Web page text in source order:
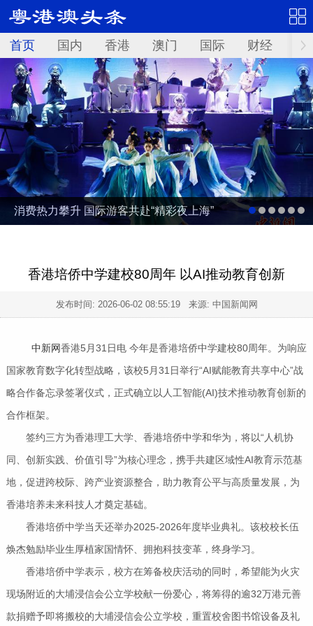
首页 国内 香港 澳门 国际 财经 资
消费热力攀升 国际游客共赴“精彩夜上海”
香港培侨中学建校80周年 以AI推动教育创新
发布时间: 2026-06-02 08:55:19来源: 中国新闻网
中新网香港5月31日电 今年是香港培侨中学建校80周年。为响应
国家教育数字化转型战略，该校5月31日举行“AI赋能教育共享中心”战
略合作备忘录签署仪式，正式确立以人工智能(AI)技术推动教育创新的
合作框架。
签约三方为香港理工大学、香港培侨中学和华为，将以“人机协
同、创新实践、价值引导”为核心理念，携手共建区域性AI教育示范基
地，促进跨校际、跨产业资源整合，助力教育公平与高质量发展，为
香港培养未来科技人才奠定基础。
香港培侨中学当天还举办2025-2026年度毕业典礼。该校校长伍
焕杰勉励毕业生厚植家国情怀、拥抱科技变革，终身学习。
香港培侨中学表示，校方在筹备校庆活动的同时，希望能为火灾
现场附近的大埔浸信会公立学校献一份爱心，将筹得的逾32万港元善
款捐赠予即将搬校的大埔浸信会公立学校，重置校舍图书馆设备及礼